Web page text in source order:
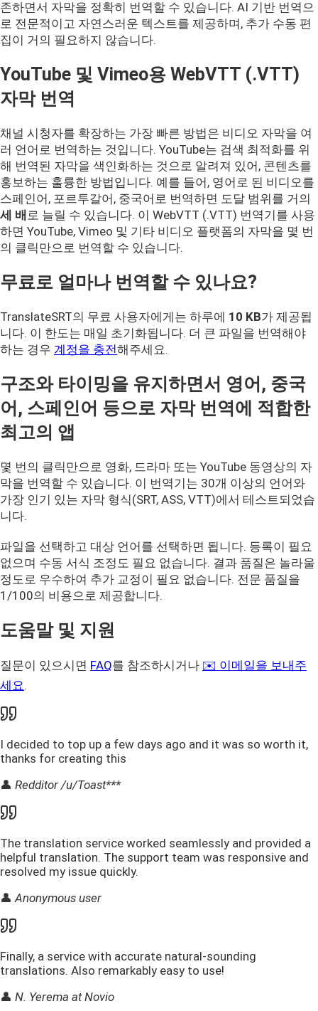
존하면서 자막을 정확히 번역할 수 있습니다. AI 기반 번역으
로 전문적이고 자연스러운 텍스트를 제공하며, 추가 수동 편
집이 거의 필요하지 않습니다.
YouTube 및 Vimeo용 WebVTT (.VTT)
자막 번역
채널 시청자를 확장하는 가장 빠른 방법은 비디오 자막을 여
러 언어로 번역하는 것입니다. YouTube는 검색 최적화를 위
해 번역된 자막을 색인화하는 것으로 알려져 있어, 콘텐츠를
홍보하는 훌륭한 방법입니다. 예를 들어, 영어로 된 비디오를
스페인어, 포르투갈어, 중국어로 번역하면 도달 범위를 거의
세 배 로 늘릴 수 있습니다. 이 WebVTT (.VTT) 번역기를 사용
하면 YouTube, Vimeo 및 기타 비디오 플랫폼의 자막을 몇 번
의 클릭만으로 번역할 수 있습니다.
무료로 얼마나 번역할 수 있나요?
TranslateSRT의 무료 사용자에게는 하루에 10 KB가 제공됩
니다. 이 한도는 매일 초기화됩니다. 더 큰 파일을 번역해야
하는 경우 계정을 충전해주세요.
구조와 타이밍을 유지하면서 영어, 중국
어, 스페인어 등으로 자막 번역에 적합한
최고의 앱
몇 번의 클릭만으로 영화, 드라마 또는 YouTube 동영상의 자
막을 번역할 수 있습니다. 이 번역기는 30개 이상의 언어와
가장 인기 있는 자막 형식(SRT, ASS, VTT)에서 테스트되었습
니다.
파일을 선택하고 대상 언어를 선택하면 됩니다. 등록이 필요
없으며 수동 서식 조정도 필요 없습니다. 결과 품질은 놀라울
정도로 우수하여 추가 교정이 필요 없습니다. 전문 품질을
1/100의 비용으로 제공합니다.
도움말 및 지원
질문이 있으시면 FAQ를 참조하시거나 ✉️ 이메일을 보내주
세요.
I decided to top up a few days ago and it was so worth it,
thanks for creating this
👤 Redditor /u/Toast***
The translation service worked seamlessly and provided a
helpful translation. The support team was responsive and
resolved my issue quickly.
👤 Anonymous user
Finally, a service with accurate natural-sounding
translations. Also remarkably easy to use!
👤 N. Yerema at Novio